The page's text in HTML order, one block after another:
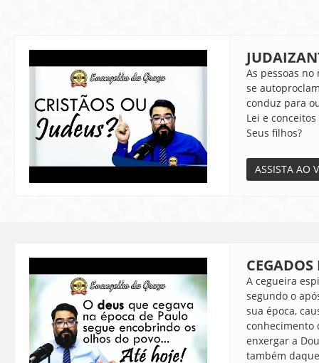
As pessoas
se
conduz para
Lei e
Seus filhos?
ASSISTA AO
CEGADOS
A cegueira
segundo o
sua época,
conhecimento
enxergar a
também